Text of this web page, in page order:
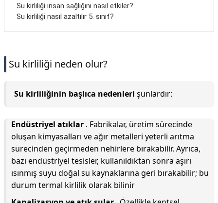
Su kirliliği insan sağlığını nasıl etkiler?
Su kirliliği nasıl azaltılır 5. sınıf?
Su kirliliği neden olur?
Su kirliliğinin başlıca nedenleri şunlardır:
Endüstriyel atıklar . Fabrikalar, üretim sürecinde
oluşan kimyasalları ve ağır metalleri yeterli arıtma
sürecinden geçirmeden nehirlere bırakabilir. Ayrıca,
bazı endüstriyel tesisler, kullanıldıktan sonra aşırı
ısınmış suyu doğal su kaynaklarına geri bırakabilir; bu
durum termal kirlilik olarak bilinir